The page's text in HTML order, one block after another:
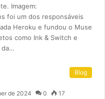
Imagem:
foi um dos responsáveis
Heroku e fundou o Muse
como Ink & Switch e
da…
Blog
de 2024 0 17